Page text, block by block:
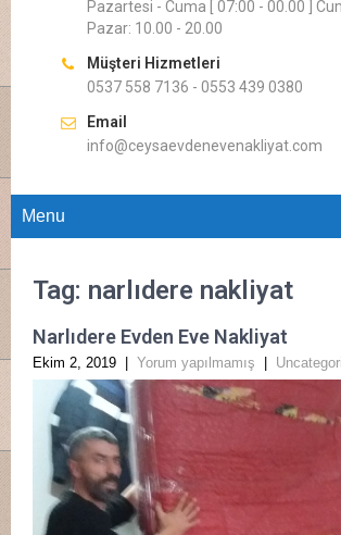
Pazartesi - Cuma [ 07:00 - 00.00 ]
Pazar: 10.00 - 20.00
Müşteri Hizmetleri
0537 558 7136 - 0553 439 0380
Email
info@ceysaevdenevenakliyat.com
Menu
Tag: narlıdere nakliyat
Narlıdere Evden Eve Nakliyat
Ekim 2, 2019 Yorum yapılmamış